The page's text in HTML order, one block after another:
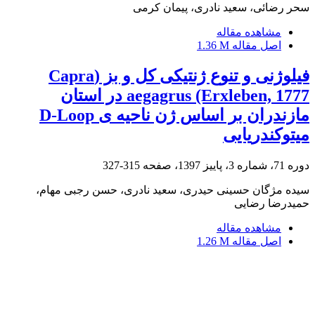
سحر رضائی، سعید نادری، پیمان کرمی
مشاهده مقاله
اصل مقاله 1.36 M
فیلوژنی و تنوع ژنتیکی کل و بز (Capra
aegagrus (Erxleben, 1777 در استان
مازندران بر اساس ژن ناحیه ی D-Loop
میتوکندریایی
دوره 71، شماره 3، پاییز 1397، صفحه 315-327
سیده مژگان حسینی حیدری، سعید نادری، حسن رجبی مهام،
حمیدرضا رضایی
مشاهده مقاله
اصل مقاله 1.26 M